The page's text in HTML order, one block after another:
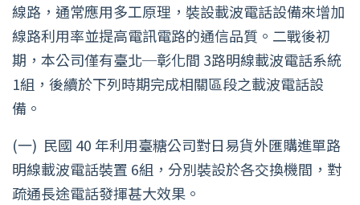
線路，通常應用多工原理，裝設載波電話設備來增加
線路利用率並提高電訊電路的通信品質。二戰後初
期，本公司僅有臺北─彰化間 3路明線載波電話系統
1組，後續於下列時期完成相關區段之載波電話設
備。
(一) 民國 40 年利用臺糖公司對日易貨外匯購進單路
明線載波電話裝置 6組，分別裝設於各交換機間，對
疏通長途電話發揮甚大效果。